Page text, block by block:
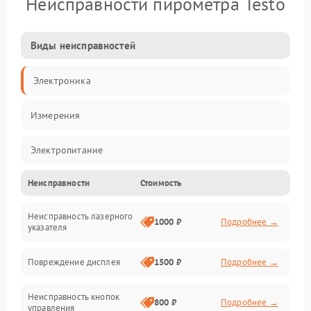
Виды неисправностей
Электроника
Измерения
Электропитание
Оптика
Индикация
Неисправности Стоимость
Неисправность лазерного
указателя
1000 ₽ Подробнее →
Повреждение дисплея 1500 ₽ Подробнее →
Неисправность кнопок
управления
800 ₽ Подробнее →